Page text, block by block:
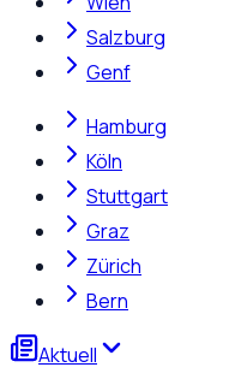
Salzburg
Genf
Hamburg
Köln
Stuttgart
Graz
Zürich
Bern
Aktuell